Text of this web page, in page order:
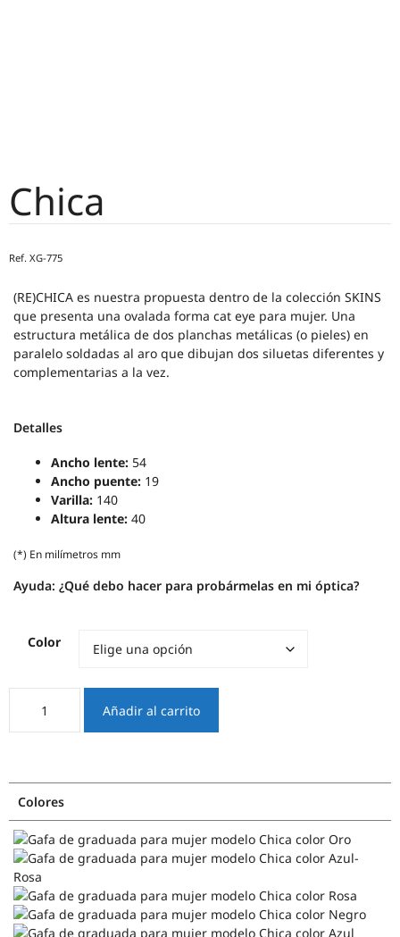
Chica
Ref. XG-775
(RE)CHICA es nuestra propuesta dentro de la colección SKINS
que presenta una ovalada forma cat eye para mujer. Una
estructura metálica de dos planchas metálicas (o pieles) en
paralelo soldadas al aro que dibujan dos siluetas diferentes y
complementarias a la vez.
Detalles
Ancho lente: 54
Ancho puente: 19
Varilla: 140
Altura lente: 40
(*) En milímetros mm
Ayuda: ¿Qué debo hacer para probármelas en mi óptica?
Color
cantidad
Añadir al carrito
Colores